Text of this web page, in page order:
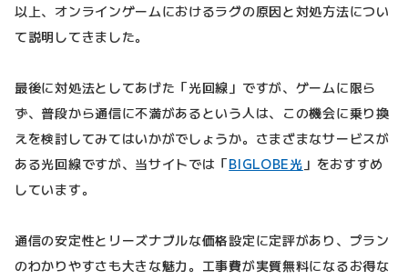
以上、オンラインゲームにおけるラグの原因と対処方法につい
て説明してきました。
最後に対処法としてあげた「光回線」ですが、ゲームに限ら
ず、普段から通信に不満があるという人は、この機会に乗り換
えを検討してみてはいかがでしょうか。さまざまなサービスが
ある光回線ですが、当サイトでは「BIGLOBE光 」をおすすめ
しています。
通信の安定性とリーズナブルな価格設定に定評があり、プラン
のわかりやすさも大きな魅力。工事費が実質無料になるお得な